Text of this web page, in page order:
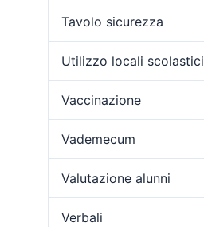
Tavolo sicurezza
Utilizzo locali scolastici
Vaccinazione
Vademecum
Valutazione alunni
Verbali